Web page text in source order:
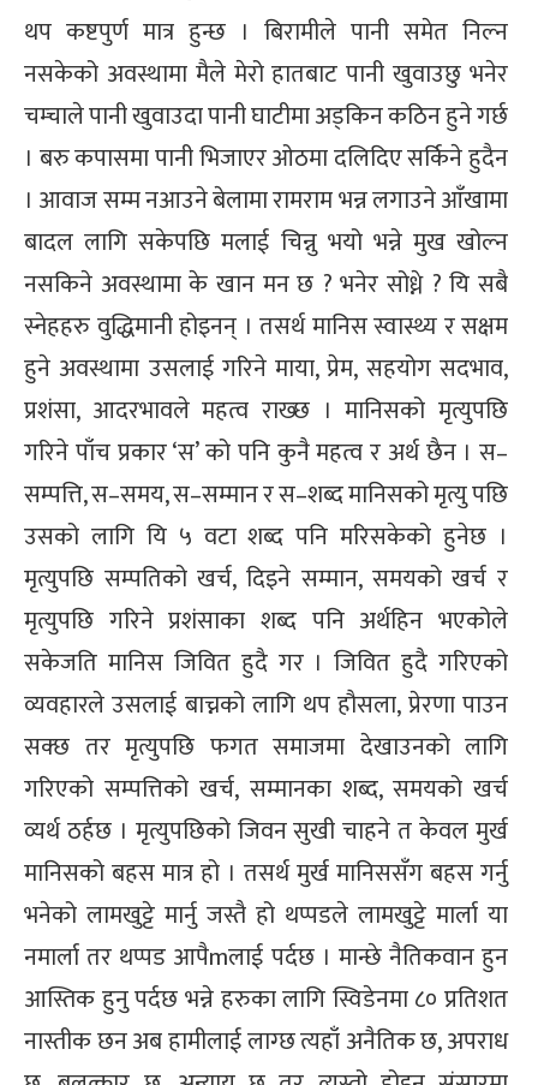
थप कष्टपुर्ण मात्र हुन्छ । बिरामीले पानी समेत निल्न
नसकेको अवस्थामा मैले मेरो हातबाट पानी खुवाउछु भनेर
चम्चाले पानी खुवाउदा पानी घाटीमा अड्किन कठिन हुने गर्छ
। बरु कपासमा पानी भिजाएर ओठमा दलिदिए सर्किने हुदैन
। आवाज सम्म नआउने बेलामा रामराम भन्न लगाउने आँखामा
बादल लागि सकेपछि मलाई चिन्नु भयो भन्ने मुख खोल्न
नसकिने अवस्थामा के खान मन छ ? भनेर सोध्ने ? यि सबै
स्नेहहरु वुद्धिमानी होइनन् । तसर्थ मानिस स्वास्थ्य र सक्षम
हुने अवस्थामा उसलाई गरिने माया, प्रेम, सहयोग सदभाव,
प्रशंसा, आदरभावले महत्व राख्छ । मानिसको मृत्युपछि
गरिने पाँच प्रकार ‘स’ को पनि कुनै महत्व र अर्थ छैन । स–
सम्पत्ति, स–समय, स–सम्मान र स–शब्द मानिसको मृत्यु पछि
उसको लागि यि ५ वटा शब्द पनि मरिसकेको हुनेछ ।
मृत्युपछि सम्पतिको खर्च, दिइने सम्मान, समयको खर्च र
मृत्युपछि गरिने प्रशंसाका शब्द पनि अर्थहिन भएकोले
सकेजति मानिस जिवित हुदै गर । जिवित हुदै गरिएको
व्यवहारले उसलाई बाच्नको लागि थप हौसला, प्रेरणा पाउन
सक्छ तर मृत्युपछि फगत समाजमा देखाउनको लागि
गरिएको सम्पत्तिको खर्च, सम्मानका शब्द, समयको खर्च
व्यर्थ ठर्हछ । मृत्युपछिको जिवन सुखी चाहने त केवल मुर्ख
मानिसको बहस मात्र हो । तसर्थ मुर्ख मानिससँग बहस गर्नु
भनेको लामखुट्टे मार्नु जस्तै हो थप्पडले लामखुट्टे मार्ला या
नमार्ला तर थप्पड आपैmलाई पर्दछ । मान्छे नैतिकवान हुन
आस्तिक हुनु पर्दछ भन्ने हरुका लागि स्विडेनमा ८० प्रतिशत
नास्तीक छन अब हामीलाई लाग्छ त्यहाँ अनैतिक छ, अपराध